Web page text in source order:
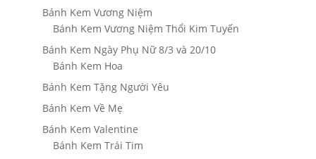
Bánh Kem Vương Niệm
Bánh Kem Vương Niệm Thổi Kim Tuyến
Bánh Kem Ngày Phụ Nữ 8/3 và 20/10
Bánh Kem Hoa
Bánh Kem Tặng Người Yêu
Bánh Kem Về Mẹ
Bánh Kem Valentine
Bánh Kem Trái Tim